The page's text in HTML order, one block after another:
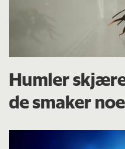
Humler
de smaker